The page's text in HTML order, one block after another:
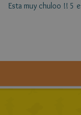
Esta muy chuloo !! 5